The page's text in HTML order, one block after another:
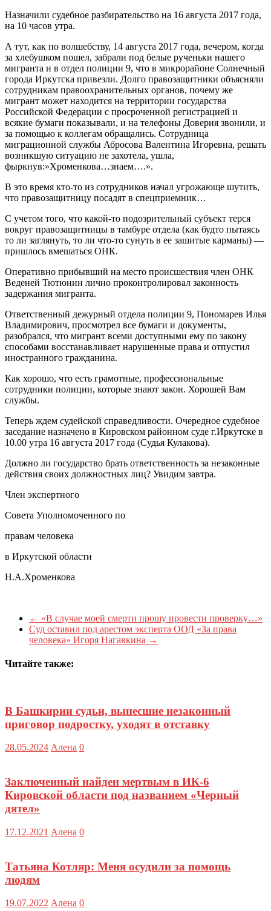
Назначили судебное разбирательство на 16 августа 2017 года,
на 10 часов утра.
А тут, как по волшебству, 14 августа 2017 года, вечером, когда
за хлебушком пошел, забрали под белые рученьки нашего
мигранта и в отдел полиции 9, что в микрорайоне Солнечный
города Иркутска привезли. Долго правозащитники объясняли
сотрудникам правоохранительных органов, почему же
мигрант может находится на территории государства
Российской Федерации с просроченной регистрацией и
всякие бумаги показывали, и на телефоны Доверия звонили, и
за помощью к коллегам обращались. Сотрудница
миграционной службы Абросова Валентина Игоревна, решать
возникшую ситуацию не захотела, ушла,
фыркнув:»Хроменкова…знаем….».
В это время кто-то из сотрудников начал угрожающе шутить,
что правозащитницу посадят в спецприемник…
С учетом того, что какой-то подозрительный субъект терся
вокруг правозащитницы в тамбуре отдела (как будто пытаясь
то ли заглянуть, то ли что-то сунуть в ее зашитые карманы) —
пришлось вмешаться ОНК.
Оперативно прибывший на место происшествия член ОНК
Веденей Тютюнин лично проконтролировал законность
задержания мигранта.
Ответственный дежурный отдела полиции 9, Пономарев Илья
Владимирович, просмотрел все бумаги и документы,
разобрался, что мигрант всеми доступными ему по закону
способами восстанавливает нарушенные права и отпустил
иностранного гражданина.
Как хорошо, что есть грамотные, профессиональные
сотрудники полиции, которые знают закон. Хорошей Вам
службы.
Теперь ждем судейской справедливости. Очередное судебное
заседание назначено в Кировском районном суде г.Иркутске в
10.00 утра 16 августа 2017 года (Судья Кулакова).
Должно ли государство брать ответственность за незаконные
действия своих должностных лиц? Увидим завтра.
Член экспертного
Совета Уполномоченного по
правам человека
в Иркутской области
Н.А.Хроменкова
← «В случае моей смерти прошу провести проверку…»
Суд оставил под арестом эксперта ООД «За права
человека» Игоря Нагавкина →
Читайте также:
В Башкирии судьи, вынесшие незаконный
приговор подростку, уходят в отставку
28.05.2024 Алена 0
Заключенный найден мертвым в ИК-6
Кировской области под названием «Черный
дятел»
17.12.2021 Алена 0
Татьяна Котляр: Меня осудили за помощь
людям
19.07.2022 Алена 0